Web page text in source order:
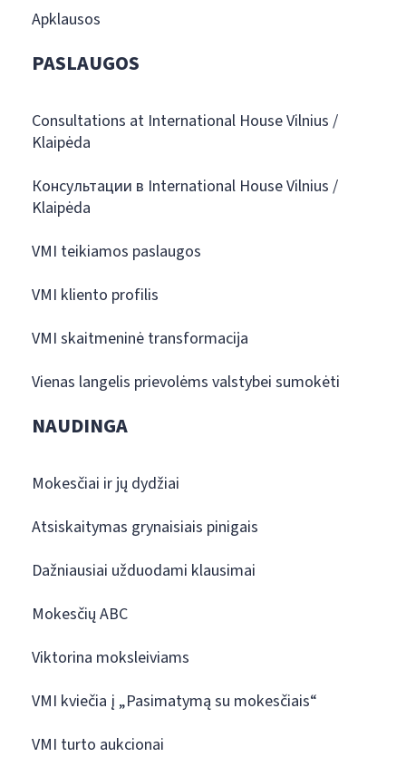
Apklausos
PASLAUGOS
Consultations at International House Vilnius /
Klaipėda
Консультации в International House Vilnius /
Klaipėda
VMI teikiamos paslaugos
VMI kliento profilis
VMI skaitmeninė transformacija
Vienas langelis prievolėms valstybei sumokėti
NAUDINGA
Mokesčiai ir jų dydžiai
Atsiskaitymas grynaisiais pinigais
Dažniausiai užduodami klausimai
Mokesčių ABC
Viktorina moksleiviams
VMI kviečia į „Pasimatymą su mokesčiais“
VMI turto aukcionai